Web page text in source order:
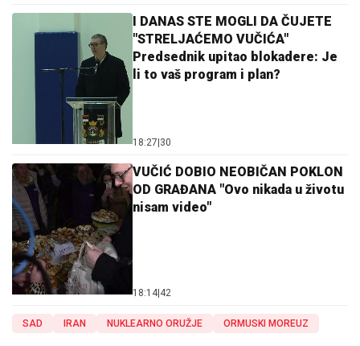
I DANAS STE MOGLI DA ČUJETE
"STRELJAĆEMO VUČIĆA"
Predsednik upitao blokadere: Je
li to vaš program i plan?
18:27 30
VUČIĆ DOBIO NEOBIČAN POKLON
OD GRAĐANA "Ovo nikada u životu
nisam video"
18:14 42
SAD IRAN NUKLEARNO ORUŽJE ORMUSKI MOREUZ